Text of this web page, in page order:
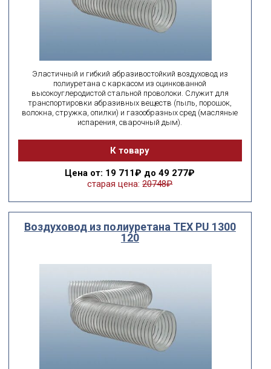
Эластичный и гибкий абразивостойкий воздуховод из
полиуретана с каркасом из оцинкованной
высокоуглеродистой стальной проволоки. Служит для
транспортировки абразивных веществ (пыль, порошок,
волокна, стружка, опилки) и газообразных сред (масляные
испарения, сварочный дым).
К товару
Цена от: 19 711₽ до 49 277₽
старая цена: 20748₽
Воздуховод из полиуретана ТЕХ PU 1300
120